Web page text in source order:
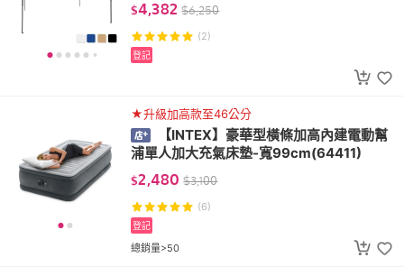
$4,382 $6,250
(2)
登記
★升級加高款至46公分
【INTEX】豪華型橫條加高內建電動幫
浦單人加大充氣床墊-寬99cm(64411)
$2,480 $3,100
(6)
總銷量>50
登記